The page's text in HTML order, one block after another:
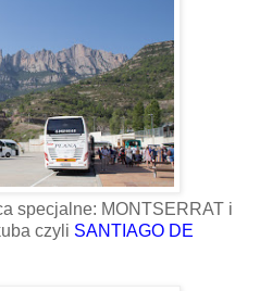
specjalne: MONTSERRAT i
czyli SANTIAGO DE